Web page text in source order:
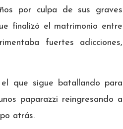
por culpa de sus graves
finalizó el matrimonio entre
fuertes adicciones,
que sigue batallando para
paparazzi reingresando a
atrás.